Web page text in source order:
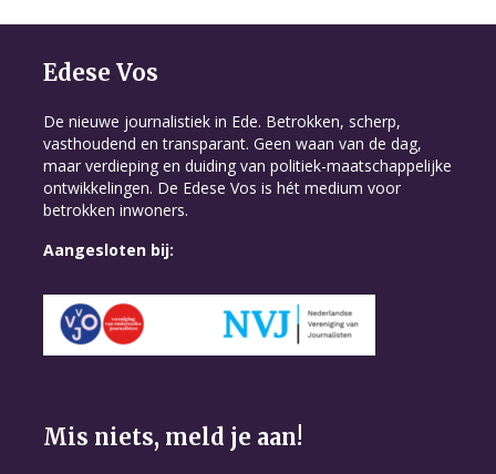
Edese Vos
De nieuwe journalistiek in Ede. Betrokken, scherp,
vasthoudend en transparant. Geen waan van de dag,
maar verdieping en duiding van politiek-maatschappelijke
ontwikkelingen. De Edese Vos is hét medium voor
betrokken inwoners.
Aangesloten bij:
Mis niets, meld je aan!